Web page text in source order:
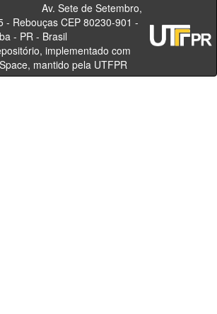
Sete de Setembro,
- Rebouças CEP 80230-901 -
- PR - Brasil
implementado com
mantido pela UTFPR